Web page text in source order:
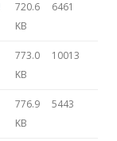
720.6
KB
6461
773.0
KB
10013
776.9
KB
5443